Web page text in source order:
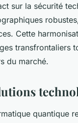
sur la sécurité
Cette
transfrontaliers
du marché.
quantique